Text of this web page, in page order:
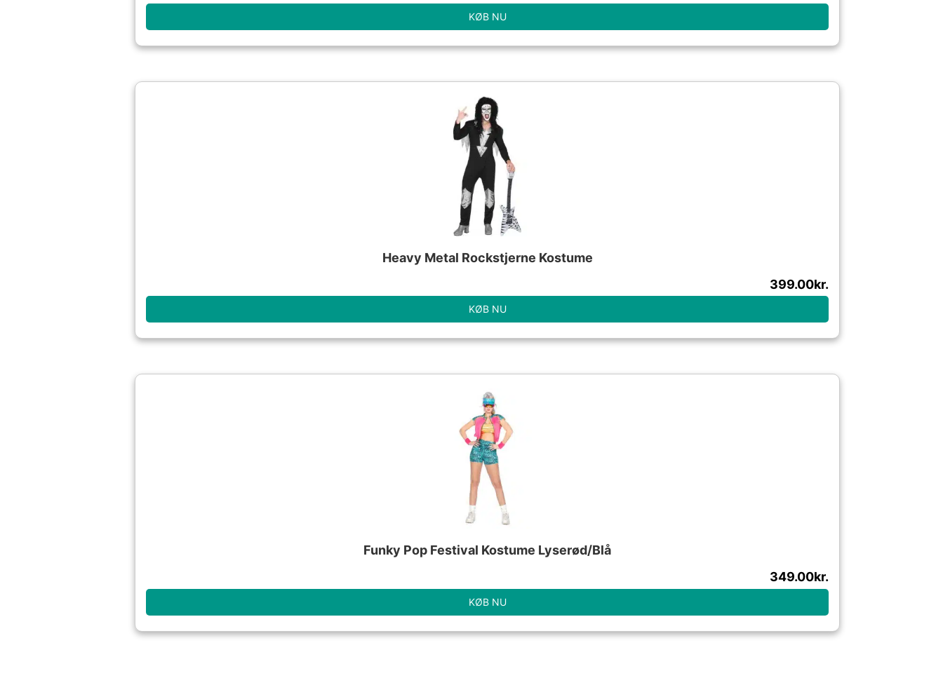
KØB NU
Heavy Metal Rockstjerne Kostume
399.00kr.
KØB NU
Funky Pop Festival Kostume Lyserød/Blå
349.00kr.
KØB NU